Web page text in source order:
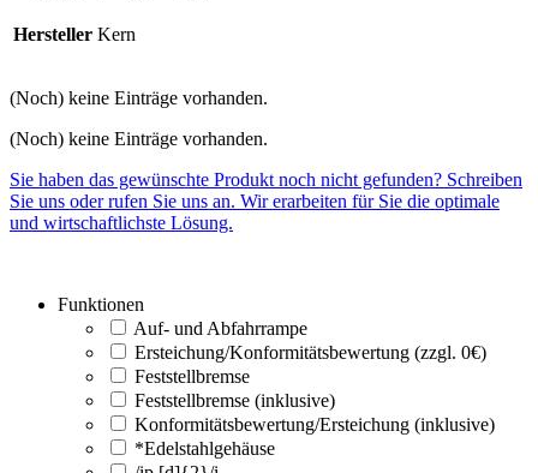
Hersteller Kern
(Noch) keine Einträge vorhanden.
(Noch) keine Einträge vorhanden.
Sie haben das gewünschte Produkt noch nicht gefunden? Schreiben
Sie uns oder rufen Sie uns an. Wir erarbeiten für Sie die optimale
und wirtschaftlichste Lösung.
Funktionen
Auf- und Abfahrrampe
Ersteichung/Konformitätsbewertung (zzgl. 0€)
Feststellbremse
Feststellbremse (inklusive)
Konformitätsbewertung/Ersteichung (inklusive)
*Edelstahlgehäuse